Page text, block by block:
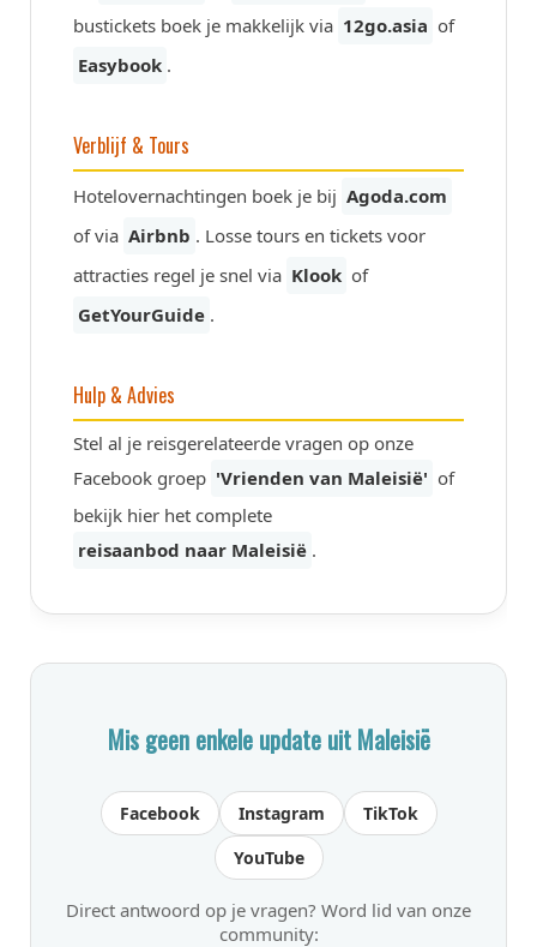
bustickets boek je makkelijk via 12go.asia of
Easybook .
Verblijf & Tours
Hotelovernachtingen boek je bij Agoda.com
of via Airbnb . Losse tours en tickets voor
attracties regel je snel via Klook of
GetYourGuide .
Hulp & Advies
Stel al je reisgerelateerde vragen op onze
Facebook groep 'Vrienden van Maleisië' of
bekijk hier het complete
reisaanbod naar Maleisië .
Mis geen enkele update uit Maleisië
Facebook Instagram
TikTok
YouTube
Direct antwoord op je vragen? Word lid van onze
community: